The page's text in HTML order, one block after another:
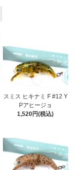
スミス ヒキナミ F #12 Y
Pアヒージョ
1,520円(税込)